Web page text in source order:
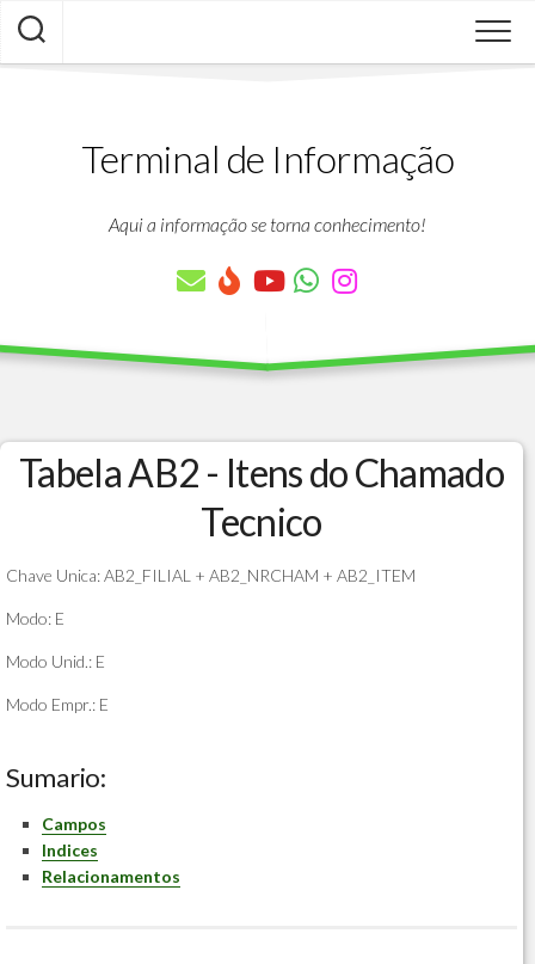
Skip
content
Terminal de Informação
Aqui a informação se torna conhecimento!
Tabela AB2 - Itens do Chamado
Tecnico
Chave Unica: AB2_FILIAL + AB2_NRCHAM + AB2_ITEM
Modo: E
Modo Unid.: E
Modo Empr.: E
Sumario:
Campos
Indices
Relacionamentos